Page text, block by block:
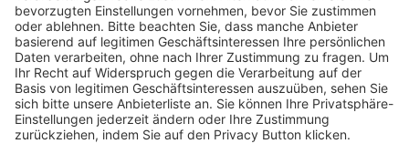
Schulungsangebot Vereinsmitarbeiter
BFV-Geschäftsstellen
Trainerbörse
Login SpielPlus
FOLGE DEM BFV